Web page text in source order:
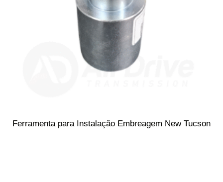
Ferramenta para Instalação Embreagem New Tucson